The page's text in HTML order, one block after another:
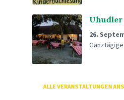
26.
ALLE VERANSTALTUNGEN